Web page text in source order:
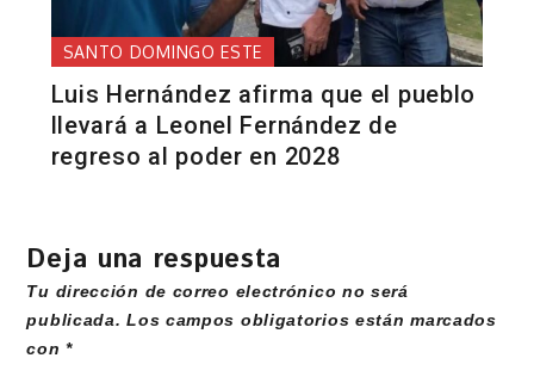
SANTO DOMINGO ESTE
Luis Hernández afirma que el pueblo
llevará a Leonel Fernández de
regreso al poder en 2028
Deja una respuesta
Tu dirección de correo electrónico no será
publicada. Los campos obligatorios están marcados
con*